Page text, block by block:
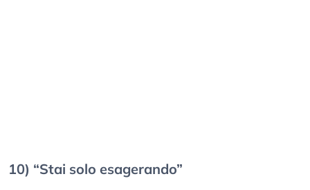
10) “Stai solo esagerando”